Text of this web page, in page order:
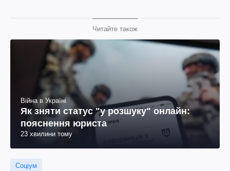
Читайте також
Війна в Україні
Як зняти статус "у розшуку" онлайн:
пояснення юриста
23 хвилини тому
Соціум